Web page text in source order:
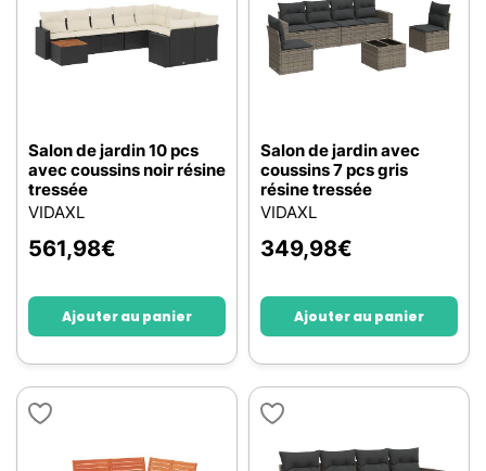
Salon de jardin 10 pcs
avec coussins noir résine
tressée
VIDAXL
561,98€
Ajouter au panier
Salon de jardin avec
coussins 7 pcs gris
résine tressée
VIDAXL
349,98€
Ajouter au panier